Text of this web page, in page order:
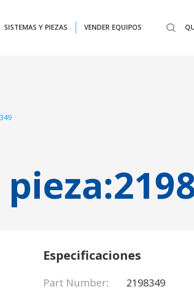
SISTEMAS Y PIEZAS VENDER EQUIPOS
Especificaciones
Part Number:
2198349